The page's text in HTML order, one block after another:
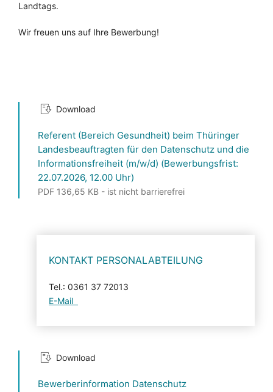
Landtags.
Wir freuen uns auf Ihre Bewerbung!
Download
Referent (Bereich Gesundheit) beim Thüringer
Landesbeauftragten für den Datenschutz und die
Informationsfreiheit (m/w/d) (Bewerbungsfrist:
22.07.2026, 12.00 Uhr)
PDF 136,65 KB - ist nicht barrierefrei
KONTAKT PERSONALABTEILUNG
Tel.: 0361 37 72013
E-Mail
Download
Bewerberinformation Datenschutz